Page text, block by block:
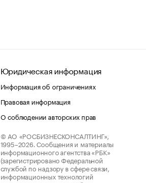
Юридическая информация
Информация об ограничениях
Правовая информация
О соблюдении авторских прав
© АО «РОСБИЗНЕСКОНСАЛТИНГ»,
1995–2026. Сообщения и материалы
информационного агентства «РБК»
(зарегистрировано Федеральной
службой по надзору в сфере связи,
информационных технологий